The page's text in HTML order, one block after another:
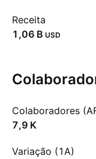
Receita
‪1,06 B‬ USD
Colaboradores
‪7,9 K‬
Variação (1A)